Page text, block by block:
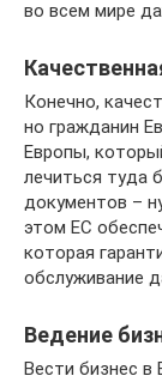
во всем мире
Конечно,
но гражданин
Европы,
лечиться туда
документов –
этом ЕС
которая
обслуживание
Ведение
Вести бизнес в